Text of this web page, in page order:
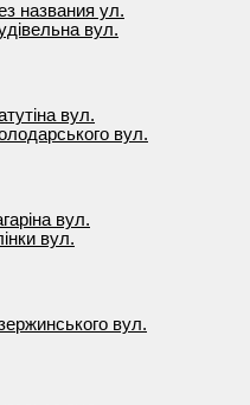
названия ул.
вул.
вул.
вул.
вул.
вул.
вул.